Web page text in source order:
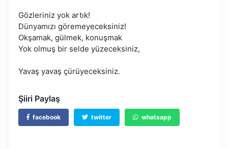
Gözleriniz yok artık!
Dünyamızı göremeyeceksiniz!
Okşamak, gülmek, konuşmak
Yok olmuş bir selde yüzeceksiniz,
Yavaş yavaş çürüyeceksiniz.
Şiiri Paylaş
facebook twitter whatsapp